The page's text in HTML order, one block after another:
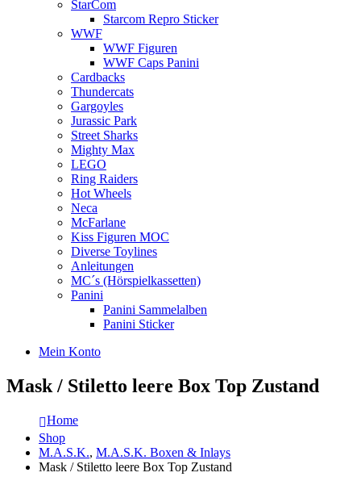
StarCom
Starcom Repro Sticker
WWF
WWF Figuren
WWF Caps Panini
Cardbacks
Thundercats
Gargoyles
Jurassic Park
Street Sharks
Mighty Max
LEGO
Ring Raiders
Hot Wheels
Neca
McFarlane
Kiss Figuren MOC
Diverse Toylines
Anleitungen
MC´s (Hörspielkassetten)
Panini
Panini Sammelalben
Panini Sticker
Mein Konto
Mask / Stiletto leere Box Top Zustand
Home
Shop
M.A.S.K., M.A.S.K. Boxen & Inlays
Mask / Stiletto leere Box Top Zustand